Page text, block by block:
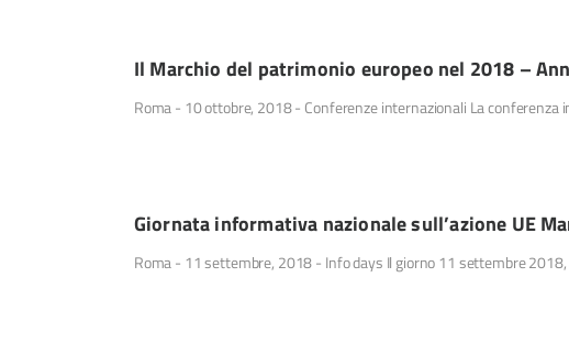
Il Marchio del patrimonio europeo nel 2018 –
Roma - 10 ottobre, 2018 - Conferenze internazionali La
Giornata informativa nazionale sull’azione UE
Roma - 11 settembre, 2018 - Info days Il giorno 11 settembre